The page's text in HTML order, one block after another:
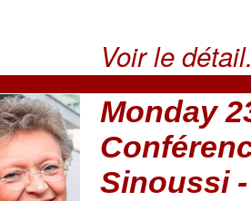
Voir le
Monday
Sinoussi